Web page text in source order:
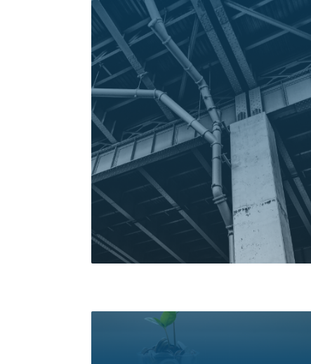
اقساطی پرداخت کنید
اگر نیاز به دریافت خدمات اقساطی دارید کلیک